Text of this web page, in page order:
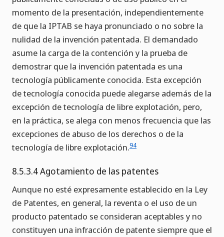
momento de la presentación, independientemente
de que la IPTAB se haya pronunciado o no sobre la
nulidad de la invención patentada. El demandado
asume la carga de la contención y la prueba de
demostrar que la invención patentada es una
tecnología públicamente conocida. Esta excepción
de tecnología conocida puede alegarse además de la
excepción de tecnología de libre explotación, pero,
en la práctica, se alega con menos frecuencia que las
excepciones de abuso de los derechos o de la
tecnología de libre explotación.94
8.5.3.4 Agotamiento de las patentes
Aunque no esté expresamente establecido en la Ley
de Patentes, en general, la reventa o el uso de un
producto patentado se consideran aceptables y no
constituyen una infracción de patente siempre que el